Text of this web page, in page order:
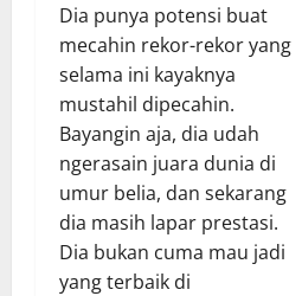
Dia punya potensi buat
mecahin rekor-rekor yang
selama ini kayaknya
mustahil dipecahin.
Bayangin aja, dia udah
ngerasain juara dunia di
umur belia, dan sekarang
dia masih lapar prestasi.
Dia bukan cuma mau jadi
yang terbaik di